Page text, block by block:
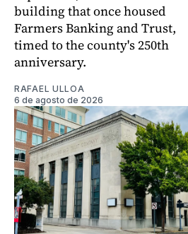
building that once housed
Farmers Banking and Trust,
timed to the county's 250th
anniversary.
RAFAEL ULLOA
6 de agosto de 2026